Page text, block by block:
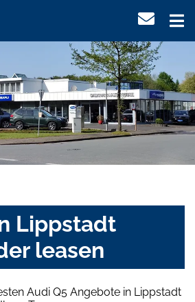
Lippstadt
leasen
Audi Q5 Angebote in Lippstadt